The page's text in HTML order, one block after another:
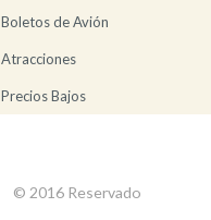
Boletos de Avión
Atracciones
Precios Bajos
© 2016 Reservado